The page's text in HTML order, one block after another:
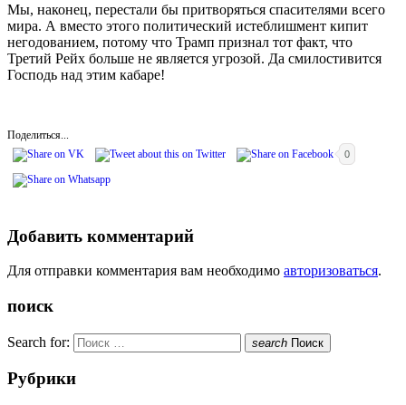
Мы, наконец, перестали бы притворяться спасителями всего
мира. А вместо этого политический истеблишмент кипит
негодованием, потому что Трамп признал тот факт, что
Третий Рейх больше не является угрозой. Да смилостивится
Господь над этим кабаре!
Поделиться...
0
Добавить комментарий
Для отправки комментария вам необходимо авторизоваться.
поиск
Search for: search Поиск
Рубрики